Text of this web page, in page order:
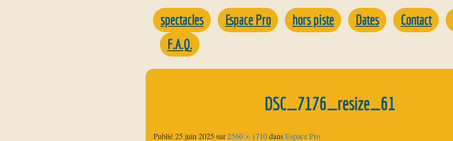
spectacles Espace Pro hors piste Dates Contact
F.A.Q.
DSC_7176_resize_61
Publié25 juin 2025 sur2560 × 1710dansEspace Pro